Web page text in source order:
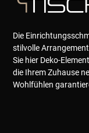
Die
stilvolle
Sie hier Deko-
die Ihrem Zuhause
Wohlfühlen